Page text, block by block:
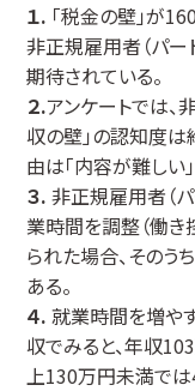
１. 「税金の壁」が
非正規雇用者（パー
期待されている。
２.アンケートでは、
収の壁」の認知度は
由は「内容が難しい
３. 非正規雇用者（
業時間を調整（働き
られた場合、その
ある。
４. 就業時間を増や
収でみると、年収
上130万円未満では